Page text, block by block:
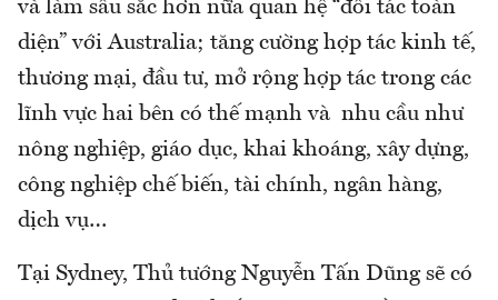
và làm sâu sắc hơn nữa quan hệ “đối tác toàn
diện” với Australia; tăng cường hợp tác kinh tế,
thương mại, đầu tư, mở rộng hợp tác trong các
lĩnh vực hai bên có thế mạnh và nhu cầu như
nông nghiệp, giáo dục, khai khoáng, xây dựng,
công nghiệp chế biến, tài chính, ngân hàng,
dịch vụ…
Tại Sydney, Thủ tướng Nguyễn Tấn Dũng sẽ có